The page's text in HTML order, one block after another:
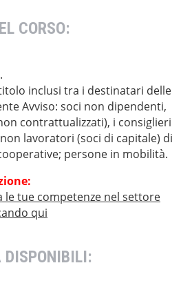
CORSO:
inclusi tra i destinatari delle
Avviso: soci non dipendenti,
contrattualizzati), i consiglieri
lavoratori (soci di capitale) di
persone in mobilità.
le tue competenze nel settore
qui
DISPONIBILI: